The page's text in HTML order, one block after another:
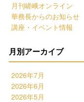
月刊嵯峨オンライン
華務長からのお知らせ
講座・イベント情報
月別アーカイブ
2026年7月
2026年6月
2026年5月